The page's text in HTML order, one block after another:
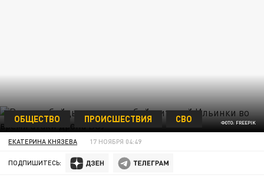
ФОТО: FREEPIK
ОБЩЕСТВО ПРОИСШЕСТВИЯ СВО
ЕКАТЕРИНА КНЯЗЕВА 17 НОЯБРЯ 04:49
ПОДПИШИТЕСЬ: